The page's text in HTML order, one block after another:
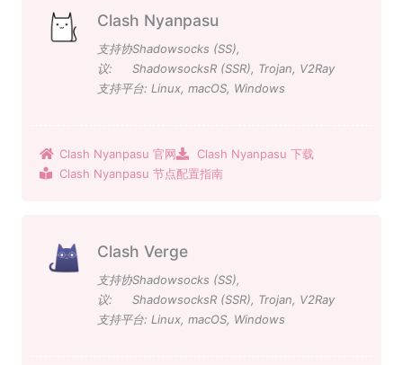
Clash Nyanpasu
支持协
议:
Shadowsocks (SS),
ShadowsocksR (SSR), Trojan, V2Ray
支持平台: Linux, macOS, Windows
Clash Nyanpasu 官网
Clash Nyanpasu 下载
Clash Nyanpasu 节点配置指南
Clash Verge
支持协
议:
Shadowsocks (SS),
ShadowsocksR (SSR), Trojan, V2Ray
支持平台: Linux, macOS, Windows